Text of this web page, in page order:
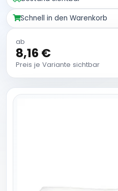
Schnell in den Warenkorb
ab
8,16 €
Preis je Variante sichtbar